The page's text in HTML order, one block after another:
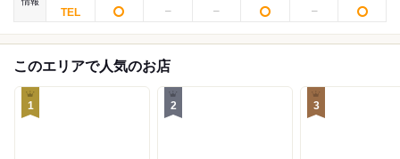
このエリアで人気のお店
1 2 3